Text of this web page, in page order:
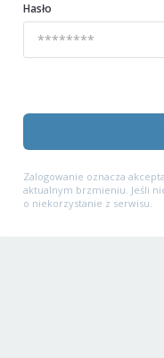
Hasło
Zalogowanie oznacza
aktualnym brzmieniu. Jeśli
o niekorzystanie z serwisu.